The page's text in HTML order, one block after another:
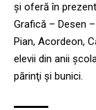
şi oferă în
Grafică – Desen
Pian, Acordeon,
elevii din anii
părinţi şi bunici.